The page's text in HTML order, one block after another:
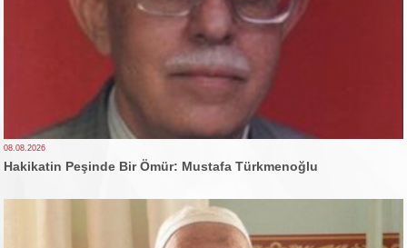
08.08.2026
Hakikatin Peşinde Bir Ömür: Mustafa Türkmenoğlu